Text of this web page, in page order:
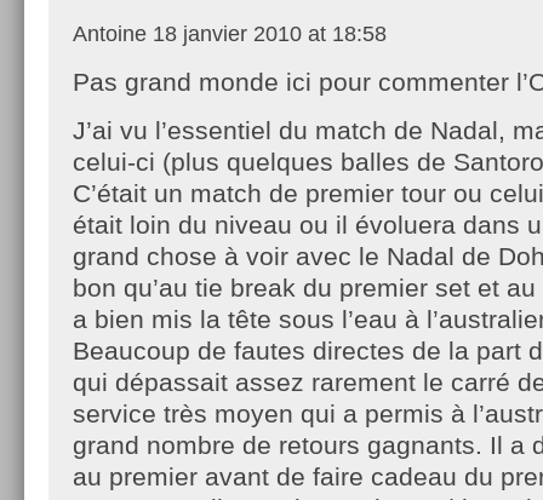
Antoine 18 janvier 2010 at 18:58
Pas grand monde ici pour commenter
J’ai vu l’essentiel du match de Nadal,
celui-ci (plus quelques balles de
C’était un match de premier tour ou
était loin du niveau ou il évoluera dans
grand chose à voir avec le Nadal de
bon qu’au tie break du premier set et
a bien mis la tête sous l’eau à
Beaucoup de fautes directes de la part
qui dépassait assez rarement le carré
service très moyen qui a permis à
grand nombre de retours gagnants. Il a
au premier avant de faire cadeau du